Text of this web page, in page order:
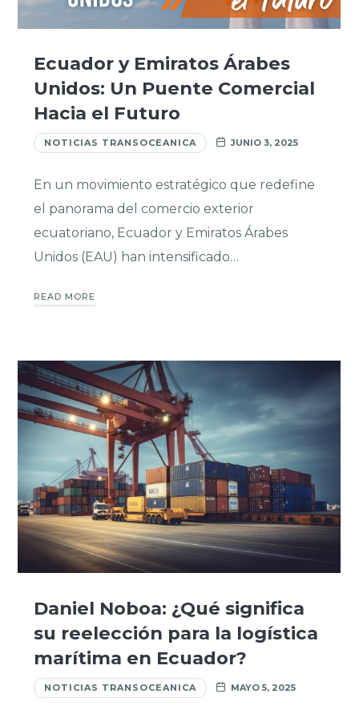
Ecuador y Emiratos Árabes
Unidos: Un Puente Comercial
Hacia el Futuro
NOTICIAS TRANSOCEANICA JUNIO 3, 2025
En un movimiento estratégico que redefine
el panorama del comercio exterior
ecuatoriano, Ecuador y Emiratos Árabes
Unidos (EAU) han intensificado…
READ MORE
Daniel Noboa: ¿Qué significa
su reelección para la logística
marítima en Ecuador?
NOTICIAS TRANSOCEANICA MAYO 5, 2025